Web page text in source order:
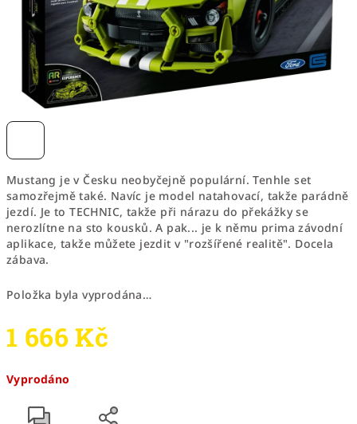
Mustang je v Česku neobyčejně populární. Tenhle set
samozřejmě také. Navíc je model natahovací, takže parádně
jezdí. Je to TECHNIC, takže při nárazu do překážky se
nerozlítne na sto kousků. A pak... je k němu prima závodní
aplikace, takže můžete jezdit v "rozšířené realitě". Docela
zábava.
Položka byla vyprodána…
1 666 Kč
cena:
Vyprodáno